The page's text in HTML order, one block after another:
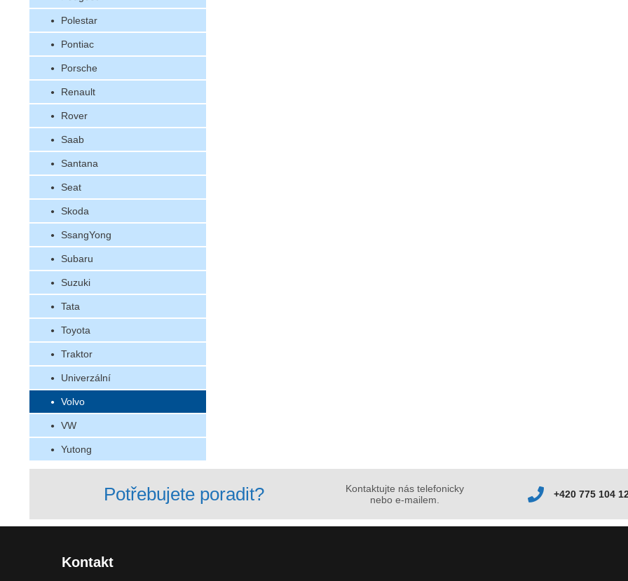
Polestar
Pontiac
Porsche
Renault
Rover
Saab
Santana
Seat
Skoda
SsangYong
Subaru
Suzuki
Tata
Toyota
Traktor
Univerzální
Volvo
VW
Yutong
Potřebujete poradit?
Kontaktujte nás telefonicky
nebo e-mailem.
+420 775 104
Kontakt